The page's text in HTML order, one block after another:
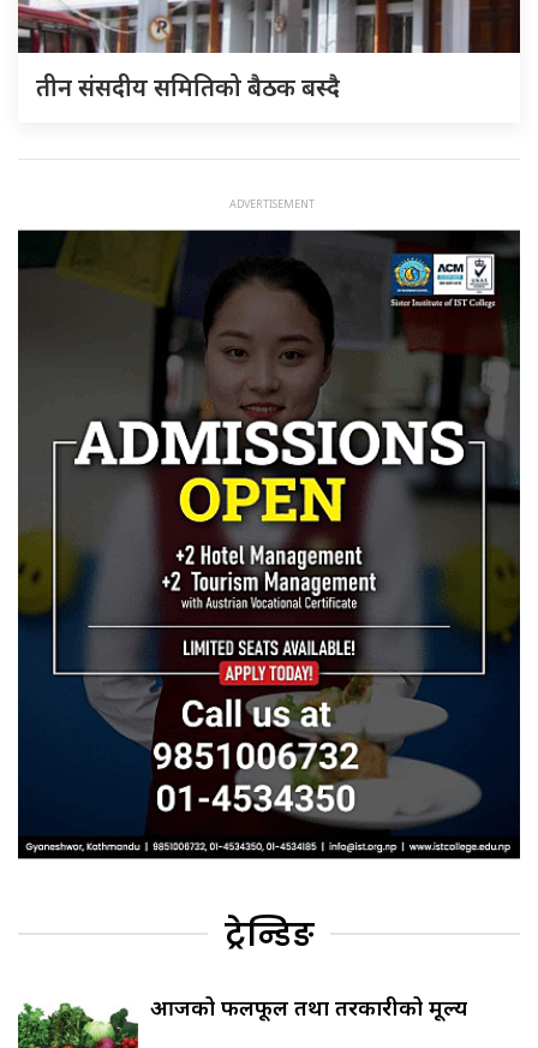
तीन संसदीय समितिको बैठक बस्दै
ट्रेन्डिङ
आजको फलफूल तथा तरकारीको मूल्य